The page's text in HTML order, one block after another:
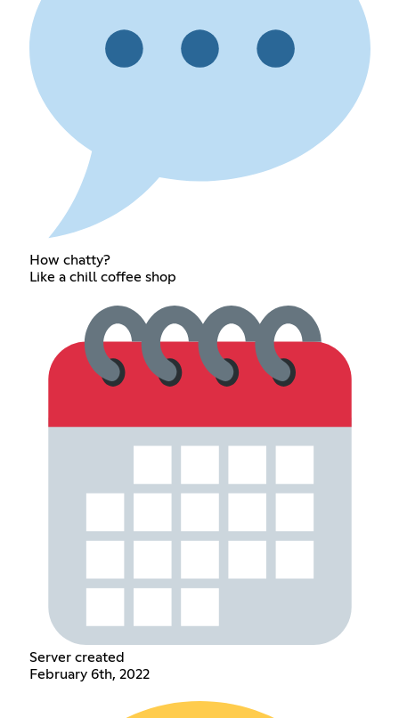
How chatty?
Like a chill coffee shop
Server created
February 6th, 2022